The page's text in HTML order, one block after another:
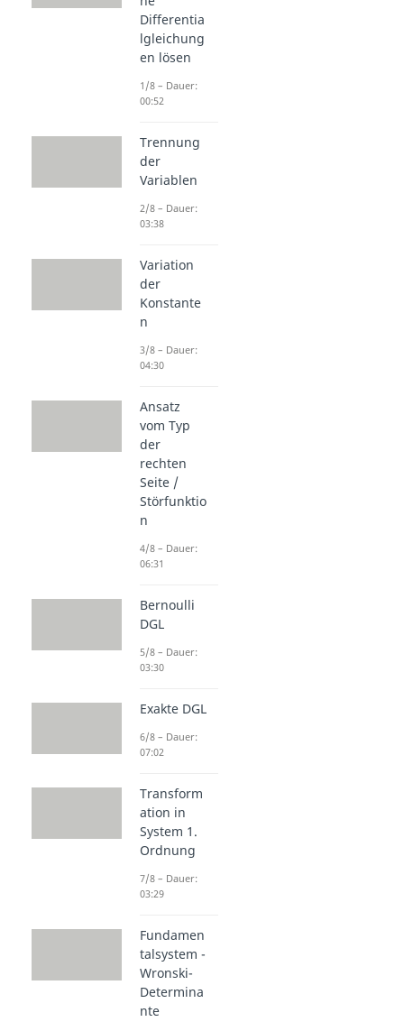
Differentia
lgleichung
en lösen
1/8 – Dauer:
00:52
Trennung
der
Variablen
2/8 – Dauer:
03:38
Variation
der
Konstante
n
3/8 – Dauer:
04:30
Ansatz
vom Typ
der
rechten
Seite /
Störfunktio
n
4/8 – Dauer:
06:31
Bernoulli
DGL
5/8 – Dauer:
03:30
Exakte DGL
6/8 – Dauer:
07:02
Transform
ation in
System 1.
Ordnung
7/8 – Dauer:
03:29
Fundamen
talsystem -
Wronski-
Determina
nte